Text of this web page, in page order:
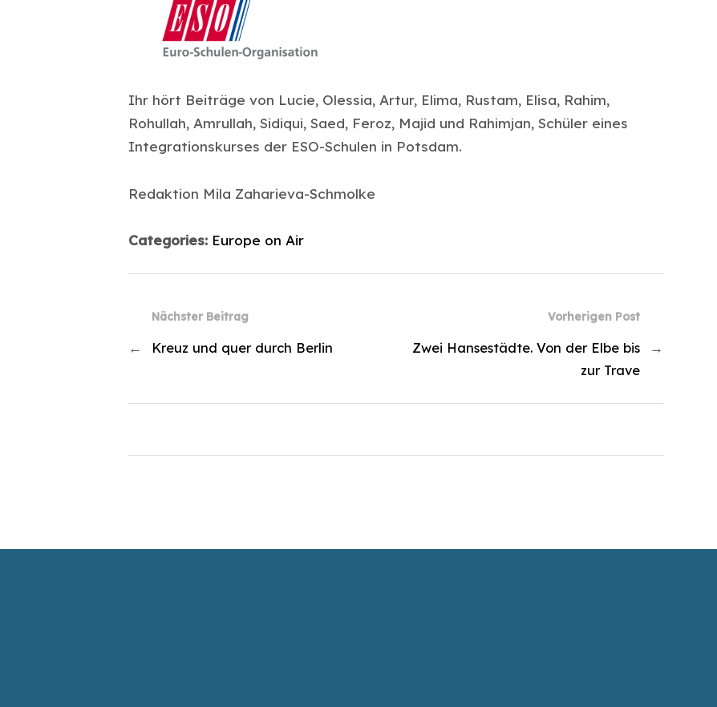
Ihr hört Beiträge von Lucie, Olessia, Artur, Elima, Rustam, Elisa, Rahim,
Rohullah, Amrullah, Sidiqui, Saed, Feroz, Majid und Rahimjan, Schüler eines
Integrationskurses der ESO-Schulen in Potsdam.
Redaktion Mila Zaharieva-Schmolke
Categories: Europe on Air
Vorherigen Post
Zwei Hansestädte. Von der Elbe bis
zur Trave
→
Nächster Beitrag
← Kreuz und quer durch Berlin